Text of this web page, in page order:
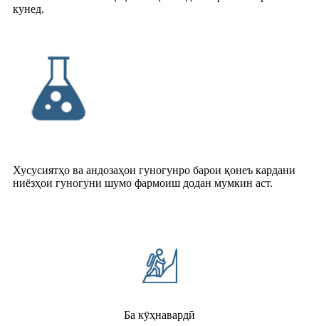
кунед.
Хусусиятҳо ва андозаҳои гуногунро барои қонеъ кардани
ниёзҳои гуногуни шумо фармоиш додан мумкин аст.
Ба кӯҳнавардӣ